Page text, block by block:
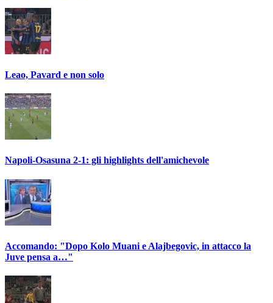
Leao, Pavard e non solo
Napoli-Osasuna 2-1: gli highlights dell'amichevole
Accomando: "Dopo Kolo Muani e Alajbegovic, in attacco la
Juve pensa a…"